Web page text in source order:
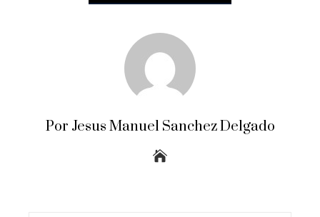
Por Jesus Manuel Sanchez Delgado